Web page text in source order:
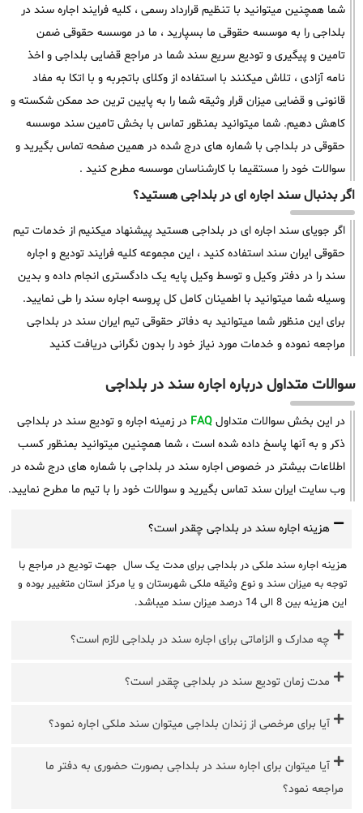
شما همچنین میتوانید با تنظیم قرارداد رسمی ، کلیه فرایند اجاره سند در
بلداجی را به موسسه حقوقی ما بسپارید ، ما در موسسه حقوقی ضمن
تامین و پیگیری و تودیع سریع سند شما در مراجع قضایی بلداجی و اخذ
نامه آزادی ، تلاش میکنند با استفاده از وکلای باتجربه و با اتکا به مفاد
قانونی و قضایی میزان قرار وثیقه شما را به پایین ترین حد ممکن شکسته و
کاهش دهیم. شما میتوانید بمنظور تماس با بخش تامین سند موسسه
حقوقی در بلداجی با شماره های درج شده در همین صفحه تماس بگیرید و
سوالات خود را مستقیما با کارشناسان موسسه مطرح کنید .
اگر بدنبال سند اجاره ای در بلداجی هستید؟
اگر جویای سند اجاره ای در بلداجی هستید پیشنهاد میکنیم از خدمات تیم
حقوقی ایران سند استفاده کنید ، این مجموعه کلیه فرایند تودیع و اجاره
سند را در دفتر وکیل و توسط وکیل پایه یک دادگستری انجام داده و بدین
وسیله شما میتوانید با اطمینان کامل کل پروسه اجاره سند را طی نمایید.
برای این منظور شما میتوانید به دفاتر حقوقی تیم ایران سند در بلداجی
مراجعه نموده و خدمات مورد نیاز خود را بدون نگرانی دریافت کنید
سوالات متداول درباره اجاره سند در بلداجی
در این بخش سوالات متداول FAQ در زمینه اجاره و تودیع سند در بلداجی
ذکر و به آنها پاسخ داده شده است ، شما همچنین میتوانید بمنظور کسب
اطلاعات بیشتر در خصوص اجاره سند در بلداجی با شماره های درج شده در
وب سایت ایران سند تماس بگیرید و سوالات خود را با تیم ما مطرح نمایید.
هزینه اجاره سند در بلداجی چقدر است؟
هزینه اجاره سند ملکی در بلداجی برای مدت یک سال جهت تودیع در مراجع با
توجه به میزان سند و نوع وثیقه ملکی شهرستان و یا مرکز استان متغییر بوده و
این هزینه بین 8 الی 14 درصد میزان سند میباشد.
چه مدارک و الزاماتی برای اجاره سند در بلداجی لازم است؟
مدت زمان تودیع سند در بلداجی چقدر است؟
آیا برای مرخصی از زندان بلداجی میتوان سند ملکی اجاره نمود؟
آیا میتوان برای اجاره سند در بلداجی بصورت حضوری به دفتر ما
مراجعه نمود؟